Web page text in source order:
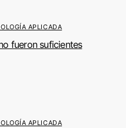
APLICADA
fueron suficientes
APLICADA